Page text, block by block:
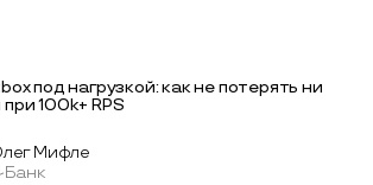
под нагрузкой: как не потерять ни
100k+ RPS
Мифле
Банк